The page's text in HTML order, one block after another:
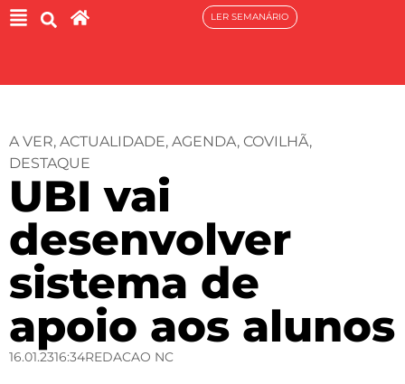
LER SEMANÁRIO
A VER, ACTUALIDADE, AGENDA, COVILHÃ,
DESTAQUE
UBI vai
desenvolver
sistema de
apoio aos alunos
16.01.2316:34REDACAO NC